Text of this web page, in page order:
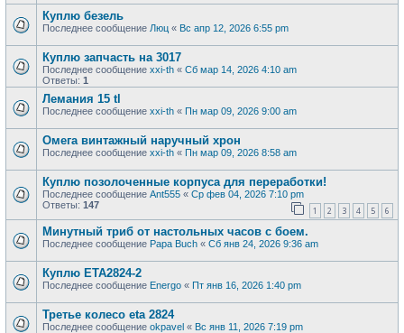
Куплю безель
Последнее сообщение Люц « Вс апр 12, 2026 6:55 pm
Куплю запчасть на 3017
Последнее сообщение xxi-th « Сб мар 14, 2026 4:10 am
Ответы: 1
Лемания 15 tl
Последнее сообщение xxi-th « Пн мар 09, 2026 9:00 am
Омега винтажный наручный хрон
Последнее сообщение xxi-th « Пн мар 09, 2026 8:58 am
Куплю позолоченные корпуса для переработки!
Последнее сообщение Ant555 « Ср фев 04, 2026 7:10 pm
Ответы: 147 1 2 3 4 5 6
Минутный триб от настольных часов с боем.
Последнее сообщение Papa Buch « Сб янв 24, 2026 9:36 am
Куплю ЕТА2824-2
Последнее сообщение Energo « Пт янв 16, 2026 1:40 pm
Третье колесо eta 2824
Последнее сообщение okpavel « Вс янв 11, 2026 7:19 pm